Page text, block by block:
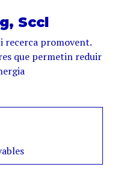
Sccl
recerca promovent.
que permetin reduir